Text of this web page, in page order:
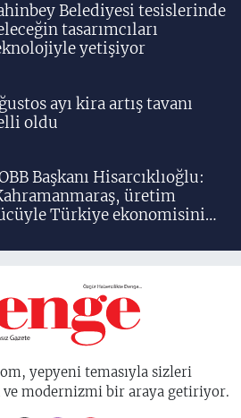
Belediyesi tesislerinde
tasarımcıları
yetişiyor
ayı kira artış tavanı
oldu
Başkanı Hisarcıklıoğlu:
üretim
Türkiye ekonomisinin
yepyeni temasıyla sizleri
modernizmi bir araya getiriyor.